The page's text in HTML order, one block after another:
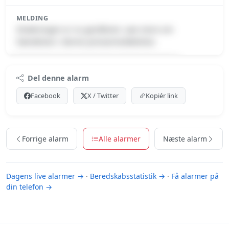
MELDING
Premium indhold
Log ind med Premium for at se meldingen.
Se Premium-muligheder
Del denne alarm
Facebook X / Twitter Kopiér link
Forrige alarm Alle alarmer Næste alarm
Dagens live alarmer → · Beredskabsstatistik → · Få alarmer på
din telefon →